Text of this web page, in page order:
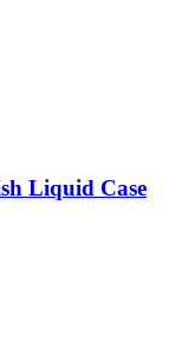
Liquid Case